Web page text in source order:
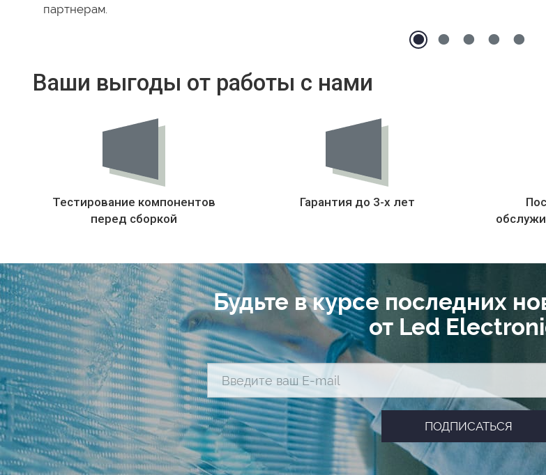
партнерам.
Ваши выгоды от работы с нами
Тестирование компонентов
перед сборкой
Гарантия до 3-х лет
Будьте в курсе последних
от Led